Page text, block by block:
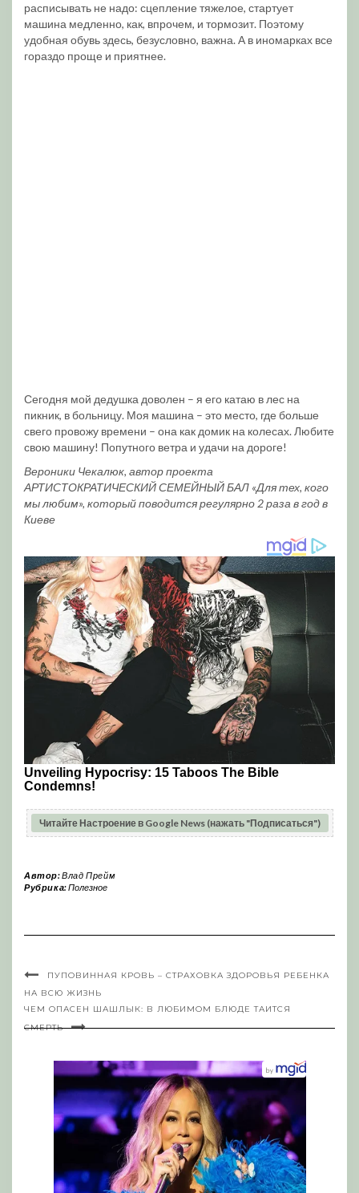
расписывать не надо: сцепление тяжелое, стартует
машина медленно, как, впрочем, и тормозит. Поэтому
удобная обувь здесь, безусловно, важна. А в иномарках все
гораздо проще и приятнее.
Сегодня мой дедушка доволен – я его катаю в лес на
пикник, в больницу. Моя машина – это место, где больше
свего провожу времени – она как домик на колесах. Любите
свою машину! Попутного ветра и удачи на дороге!
Вероники Чекалюк, автор проекта
АРТИСТОКРАТИЧЕСКИЙ СЕМЕЙНЫЙ БАЛ «Для тех, кого
мы любим», который поводится регулярно 2 раза в год в
Киеве
Читайте Настроение в Google News (нажать "Подписаться")
Автор:Влад Прейм
Рубрика:Полезное
ПУПОВИННАЯ КРОВЬ – СТРАХОВКА ЗДОРОВЬЯ РЕБЕНКА
НА ВСЮ ЖИЗНЬ
ЧЕМ ОПАСЕН ШАШЛЫК: В ЛЮБИМОМ БЛЮДЕ ТАИТСЯ
СМЕРТЬ